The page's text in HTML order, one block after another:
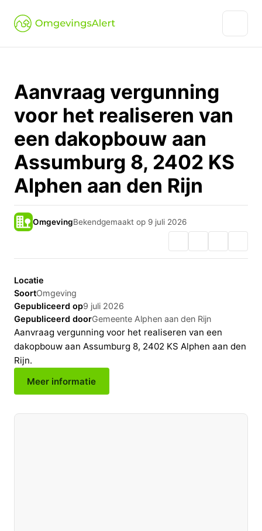
Aanvraag vergunning
voor het realiseren van
een dakopbouw aan
Assumburg 8, 2402 KS
Alphen aan den Rijn
OmgevingBekendgemaakt op 9 juli 2026
Locatie
SoortOmgeving
Gepubliceerd op9 juli 2026
Gepubliceerd doorGemeente Alphen aan den Rijn
Aanvraag vergunning voor het realiseren van een
dakopbouw aan Assumburg 8, 2402 KS Alphen aan den
Rijn.
Meer informatie